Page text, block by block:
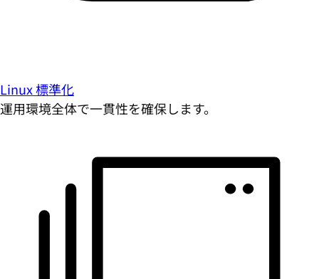
Linux 標準化
運用環境全体で一貫性を確保します。